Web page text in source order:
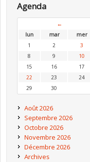
Agenda
←
lun
mar mer
1
2 3
8
9 10
15
16 17
22
23 24
29
30
Août 2026
Septembre 2026
Octobre 2026
Novembre 2026
Décembre 2026
Archives